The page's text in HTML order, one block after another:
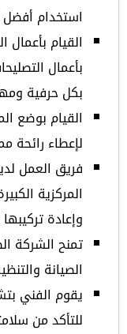
استخدام أفضل
القيام بأعمال
بأعمال
بكل حرفية
القيام بوضع
لإعطاء رائحة
فريق العمل
المركزية
وإعادة
تمنح الشركة
الصيانة
يقوم الفني
للتأكد من